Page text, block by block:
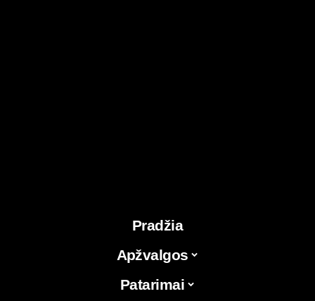
Pradžia
Apžvalgos
Patarimai